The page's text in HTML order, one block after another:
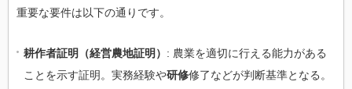
重要な要件は以下の通りです。
耕作者証明（経営農地証明） : 農業を適切に行える能力がある
ことを示す証明。実務経験や研修修了などが判断基準となる。